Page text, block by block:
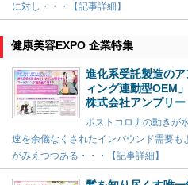
に対し・・・【記事詳細】
健康美容EXPO 企業特集
進化系受託製造の
ィング連動型OEM」
株式会社アンプリー
ポストコロナの動きが
速を余儀なくされたインバウンド需要も
がみえつつある・・・【記事詳細】